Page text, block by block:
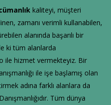
kaliteyi, müşteri
zamanı verimli kullanabilen,
alanında başarılı bir
ki tüm alanlarda
ile hizmet vermekteyiz. Bir
ile işe başlamış olan
adına farklı alanlara da
Tüm dünya